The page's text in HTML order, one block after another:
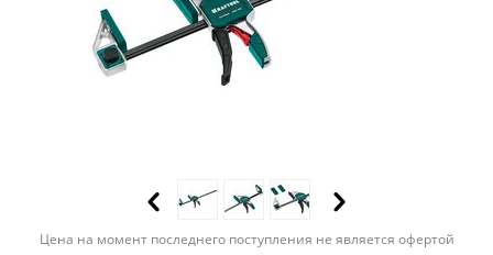
Цена на момент последнего поступления не является офертой